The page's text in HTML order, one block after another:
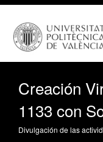
Creación
1133 con